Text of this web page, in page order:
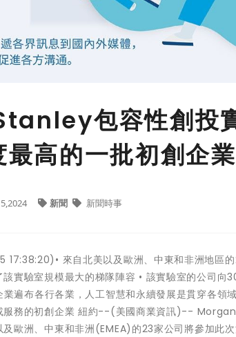
包容性創投實
高的一批初創企
新聞 新聞時事
17:38:20)• 來自北美以及歐洲、中東和非洲地區
實驗室規模最大的梯隊陣容 • 該實驗室的公司
遍布各行各業，人工智慧和永續發展是貫穿各領
服務的初創企業 紐約--(美國商業資訊)--
歐洲、中東和非洲(EMEA)的23家公司將參加此